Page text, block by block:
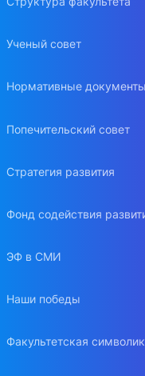
Ученый совет
Нормативные документы
Попечительский совет
Стратегия развития
Фонд содействия
ЭФ в СМИ
Наши победы
Факультетская